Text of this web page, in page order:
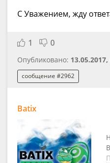
С Уважением, жду
1 0
Опубликовано:
сообщение #2962
Batix